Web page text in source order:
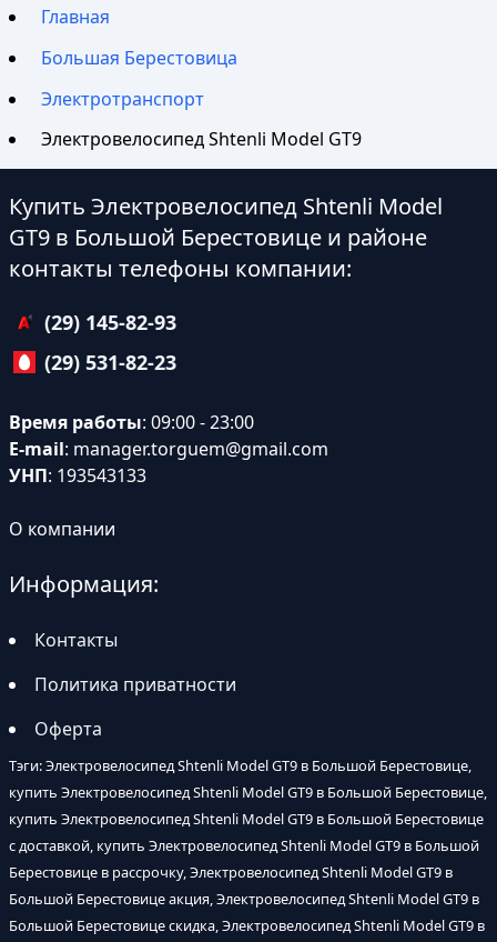
Главная
Большая Берестовица
Электротранспорт
Электровелосипед Shtenli Model GT9
Купить Электровелосипед Shtenli Model
GT9 в Большой Берестовице и районе
контакты телефоны компании:
(29) 145-82-93
(29) 531-82-23
Время работы: 09:00 - 23:00
E-mail: manager.torguem@gmail.com
УНП: 193543133
О компании
Информация:
Контакты
Политика приватности
Оферта
Тэги: Электровелосипед Shtenli Model GT9 в Большой Берестовице,
купить Электровелосипед Shtenli Model GT9 в Большой Берестовице,
купить Электровелосипед Shtenli Model GT9 в Большой Берестовице
с доставкой, купить Электровелосипед Shtenli Model GT9 в Большой
Берестовице в рассрочку, Электровелосипед Shtenli Model GT9 в
Большой Берестовице акция, Электровелосипед Shtenli Model GT9 в
Большой Берестовице скидка, Электровелосипед Shtenli Model GT9 в